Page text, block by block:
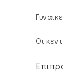
Οι